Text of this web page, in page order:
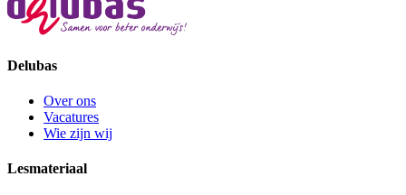
Delubas
Over ons
Vacatures
Wie zijn wij
Lesmateriaal